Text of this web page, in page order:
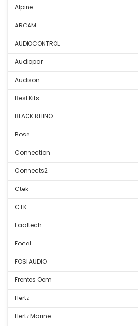
Alpine
ARCAM
AUDIOCONTROL
Audiopar
Audison
Best Kits
BLACK RHINO
Bose
Connection
Connects2
Ctek
CTK
Faaftech
Focal
FOSI AUDIO
Frentes Oem
Hertz
Hertz Marine